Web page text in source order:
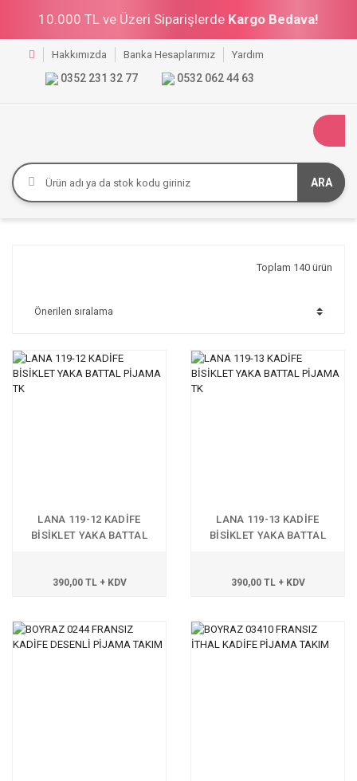
10.000 TL ve Üzeri Siparişlerde Kargo Bedava!
Hakkımızda Banka Hesaplarımız Yardım
0352 231 32 77 0532 062 44 63
ARA
Toplam 140 ürün
LANA 119-12 KADİFE
BİSİKLET YAKA BATTAL
390,00 TL + KDV
LANA 119-13 KADİFE
BİSİKLET YAKA BATTAL
390,00 TL + KDV